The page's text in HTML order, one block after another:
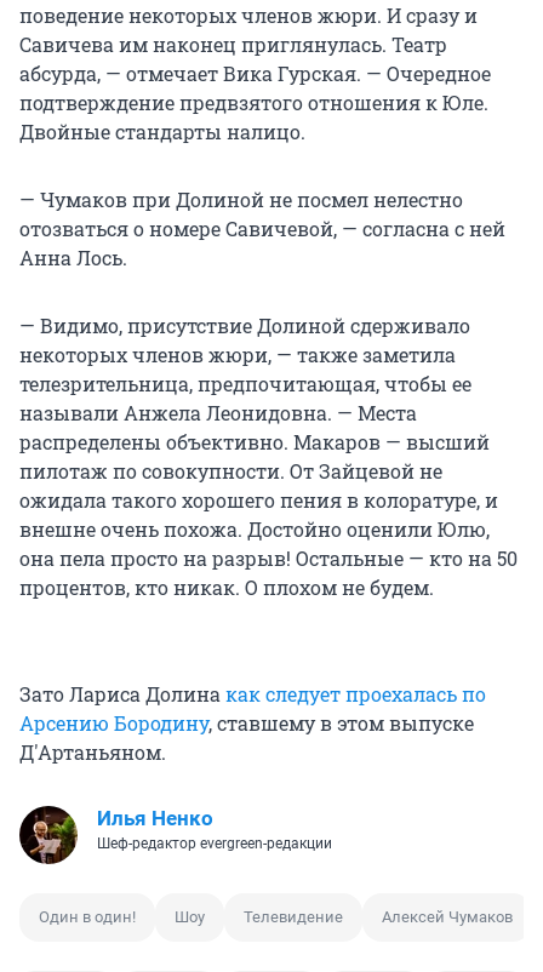
поведение некоторых членов жюри. И сразу и
Савичева им наконец приглянулась. Театр
абсурда, — отмечает Вика Гурская. — Очередное
подтверждение предвзятого отношения к Юле.
Двойные стандарты налицо.
— Чумаков при Долиной не посмел нелестно
отозваться о номере Савичевой, — согласна с ней
Анна Лось.
— Видимо, присутствие Долиной сдерживало
некоторых членов жюри, — также заметила
телезрительница, предпочитающая, чтобы ее
называли Анжела Леонидовна. — Места
распределены объективно. Макаров — высший
пилотаж по совокупности. От Зайцевой не
ожидала такого хорошего пения в колоратуре, и
внешне очень похожа. Достойно оценили Юлю,
она пела просто на разрыв! Остальные — кто на 50
процентов, кто никак. О плохом не будем.
Зато Лариса Долина как следует проехалась по
Арсению Бородину, ставшему в этом выпуске
Д'Артаньяном.
Илья Ненко
Шеф-редактор evergreen-редакции
Один в один! Шоу Телевидение Алексей Чумаков